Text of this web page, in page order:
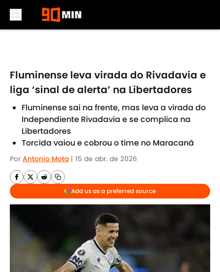
Fluminense leva virada do Rivadavia e
liga ‘sinal de alerta’ na Libertadores
Fluminense sai na frente, mas leva a virada do
Independiente Rivadavia e se complica na
Libertadores
Torcida vaiou e cobrou o time no Maracanã
Por Antonio Mota | 15 de abr. de 2026
Add us as a preferred source